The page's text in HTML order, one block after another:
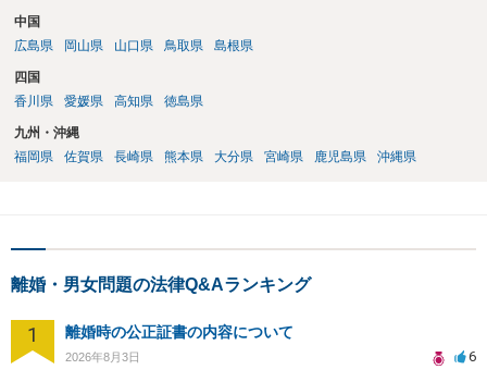
中国
広島県
岡山県 山口県 鳥取県 島根県
四国
香川県
愛媛県 高知県 徳島県
九州・沖縄
福岡県
佐賀県 長崎県 熊本県 大分県 宮崎県 鹿児島県 沖縄県
離婚・男女問題の法律Q&Aランキング
1 離婚時の公正証書の内容について
2026年8月3日 6